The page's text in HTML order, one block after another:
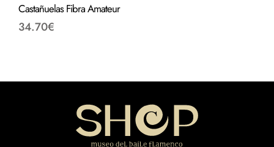
Castañuelas Fibra Amateur
34.70€